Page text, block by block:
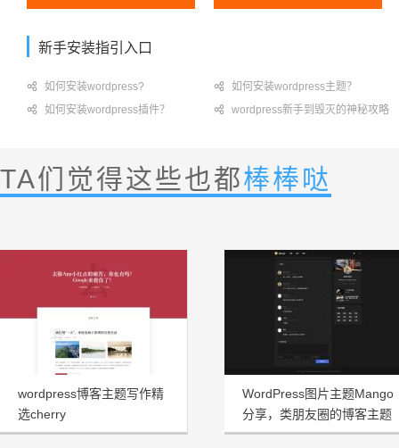
新手安装指引入口
 如何安装wordpress?  如何安装wordpress主题？
 如何安装wordpress插件？  wordpress新手到毁灭的神秘攻略
TA们觉得这些也都棒棒哒
wordpress博客主题写作精
选cherry
WordPress图片主题Mango
分享，类朋友圈的博客主题